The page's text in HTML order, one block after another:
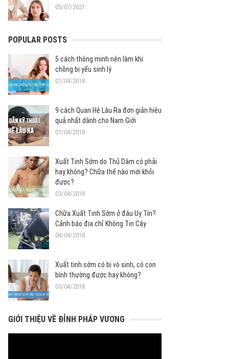
05/07/2021
POPULAR POSTS
5 cách thông minh nên làm khi
chồng bị yếu sinh lý
01/04/2018
9 cách Quan Hệ Lâu Ra đơn giản hiệu
quả nhất dành cho Nam Giới
01/04/2018
Xuất Tinh Sớm do Thủ Dâm có phải
hay không? Chữa thế nào mới khỏi
được?
03/04/2018
Chữa Xuất Tinh Sớm ở đâu Uy Tín?
Cảnh báo địa chỉ Không Tin Cậy
04/04/2018
Xuất tinh sớm có bị vô sinh, có con
bình thường được hay không?
05/04/2018
GIỚI THIỆU VỀ ĐỈNH PHÁP VƯƠNG